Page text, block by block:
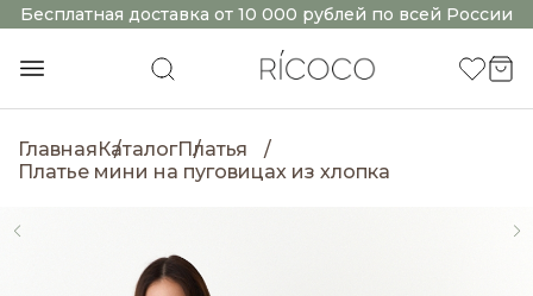
Бесплатная доставка от 10 000 рублей по всей России
ГлавнаяКаталогПлатья
Платье мини на пуговицах из хлопка